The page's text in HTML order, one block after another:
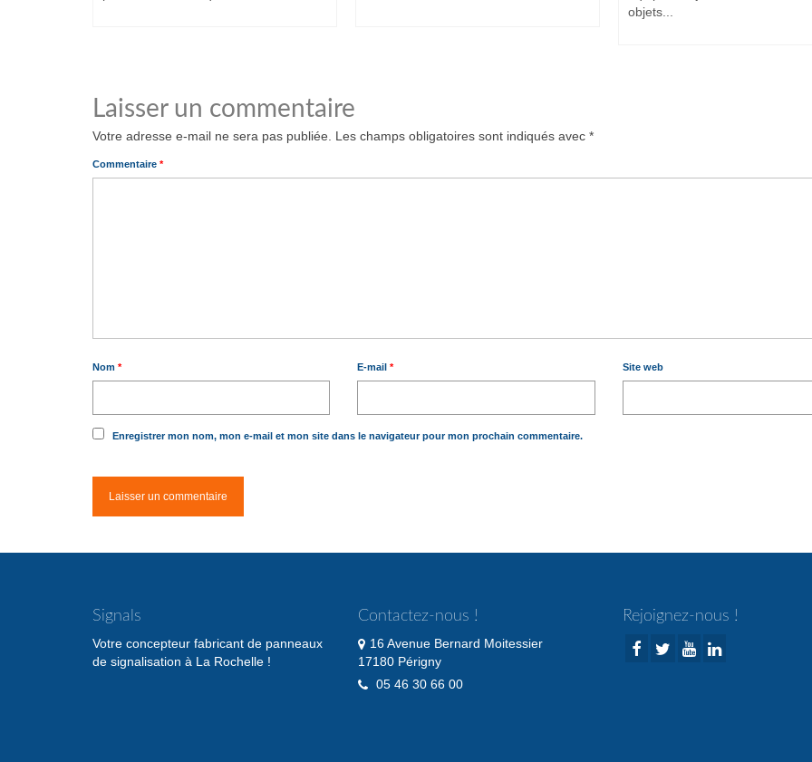
objets...
Laisser un commentaire
Votre adresse e-mail ne sera pas publiée. Les champs obligatoires sont indiqués avec *
Commentaire *
Nom * E-mail* Site web
Enregistrer mon nom, mon e-mail et mon site dans le navigateur pour mon prochain commentaire.
Signals
Votre concepteur fabricant de panneaux
de signalisation à La Rochelle !
Contactez-nous !
16 Avenue Bernard Moitessier
17180 Périgny
05 46 30 66 00
Rejoignez-nous !